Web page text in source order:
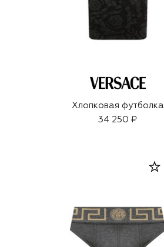
Хлопковая футболка
34 250 ₽